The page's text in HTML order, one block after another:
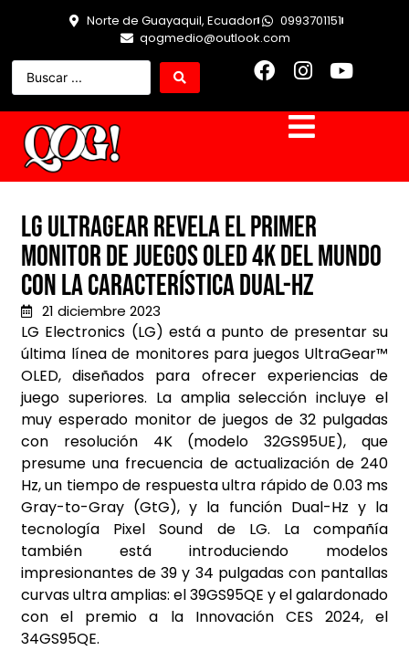
Norte de Guayaquil, Ecuador
0993701151
qogmedio@outlook.com
LG UltraGear revela el primer
monitor de Juegos Oled 4k del mundo
con la característica DUAL-HZ
21 diciembre 2023
LG Electronics (LG) está a punto de presentar su
última línea de monitores para juegos UltraGear™
OLED, diseñados para ofrecer experiencias de
juego superiores. La amplia selección incluye el
muy esperado monitor de juegos de 32 pulgadas
con resolución 4K (modelo 32GS95UE), que
presume una frecuencia de actualización de 240
Hz, un tiempo de respuesta ultra rápido de 0.03 ms
Gray-to-Gray (GtG), y la función Dual-Hz y la
tecnología Pixel Sound de LG. La compañía
también está introduciendo modelos
impresionantes de 39 y 34 pulgadas con pantallas
curvas ultra amplias: el 39GS95QE y el galardonado
con el premio a la Innovación CES 2024, el
34GS95QE.